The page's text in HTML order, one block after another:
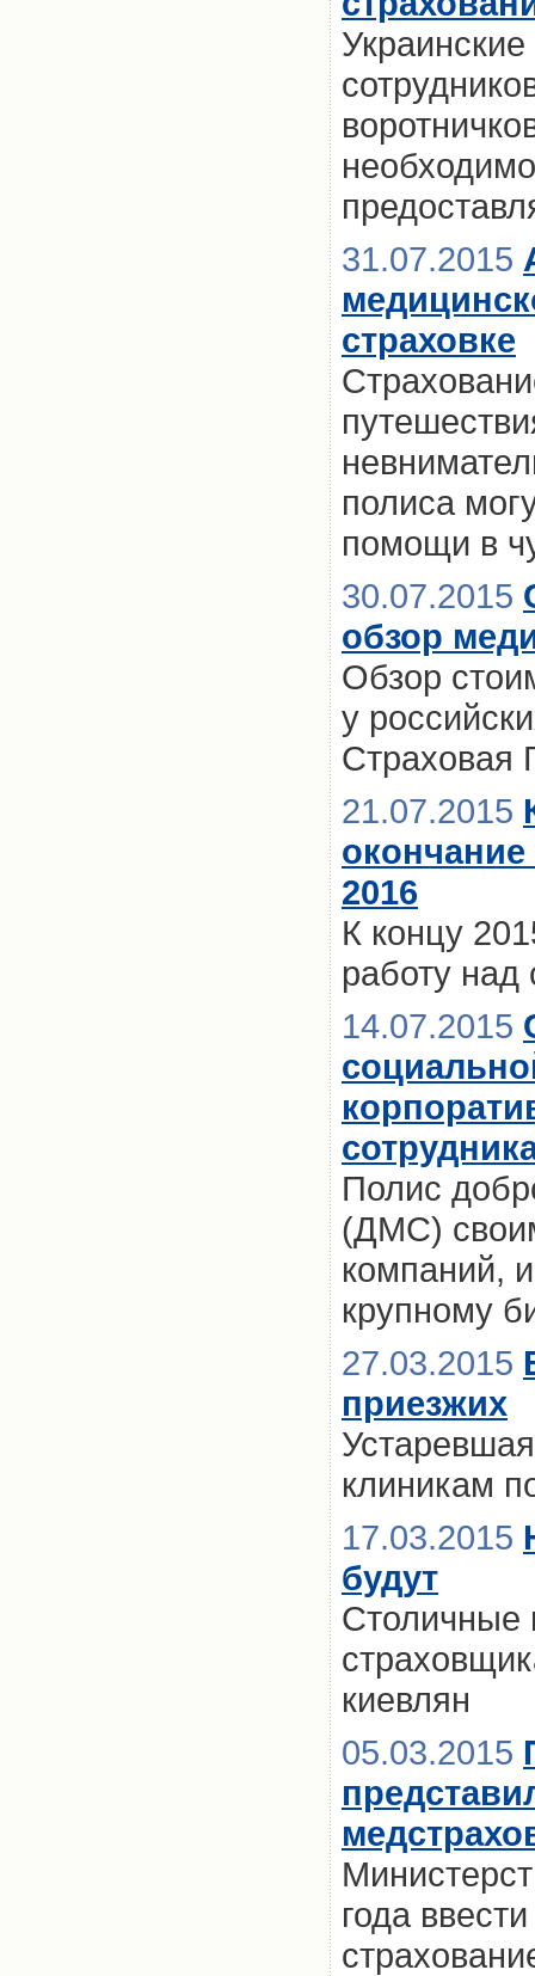
31.07.2015
страховке
полиса
помощи в
30.07.2015
обзор
Обзор
у
Страховая
21.07.2015
2016
К концу
работу
14.07.2015
Полис
(ДМС)
компаний,
крупному
27.03.2015
приезжих
клиникам
17.03.2015
будут
Столичные
киевлян
05.03.2015
года